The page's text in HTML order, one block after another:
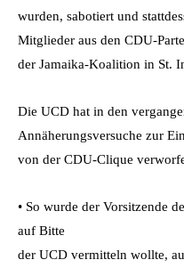
wurden, sabotiert und
Mitglieder aus den CDU-
der Jamaika-Koalition in St.
Die UCD hat in den
Annäherungsversuche zur
von der CDU-Clique
• So wurde der Vorsitzende
auf Bitte
der UCD vermitteln wollte,